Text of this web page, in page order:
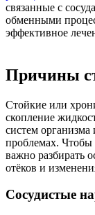
связанные с
обменными
эффективное
Причины
Стойкие или
скопление
систем организма
проблемах. Чтобы
важно разбирать
отёков и
Сосудистые